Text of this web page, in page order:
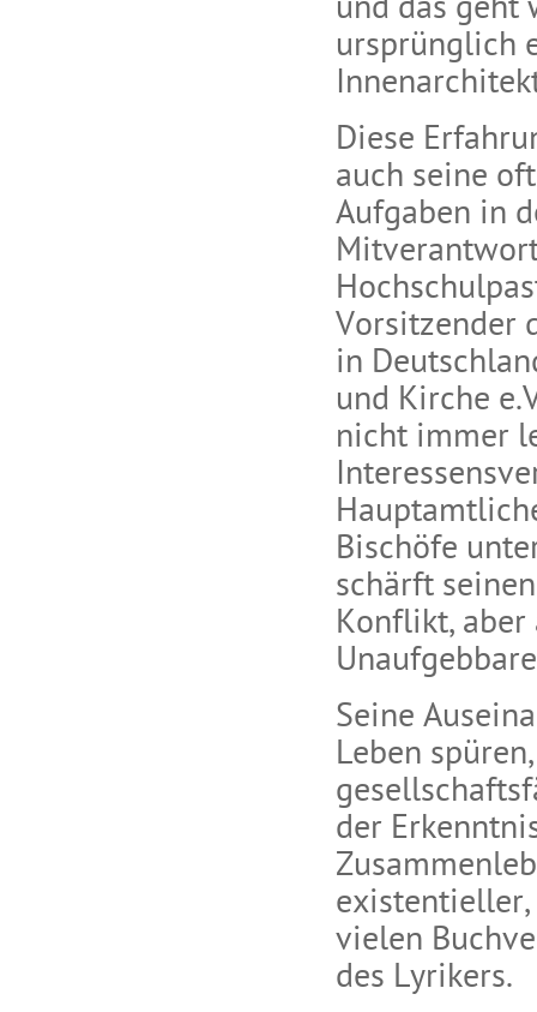
und das geht
ursprünglich
Diese
auch seine
Aufgaben in
Vorsitzender
in
und Kirche
nicht immer
Bischöfe
schärft
Konflikt, aber
Seine
Leben
der
vielen
des Lyrikers.